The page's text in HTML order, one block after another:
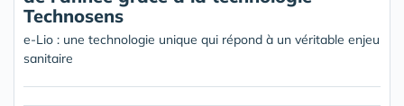
Technosens
e-Lio : une technologie unique qui répond à un véritable enjeu
sanitaire